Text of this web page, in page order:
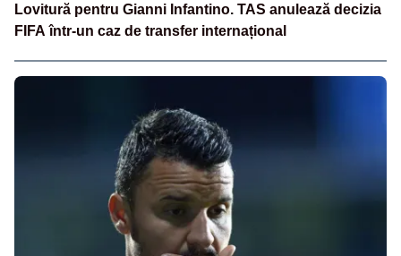
Lovitură pentru Gianni Infantino. TAS anulează decizia
FIFA într-un caz de transfer internațional